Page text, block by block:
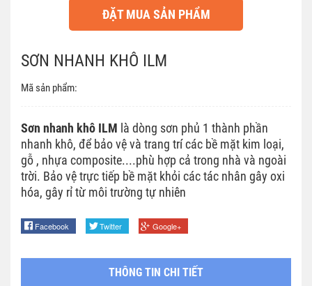
ĐẶT MUA SẢN PHẨM
SƠN NHANH KHÔ ILM
Mã sản phẩm:
Sơn nhanh khô ILM là dòng sơn phủ 1 thành phần
nhanh khô, để bảo vệ và trang trí các bề mặt kim loại,
gỗ , nhựa composite....phù hợp cả trong nhà và ngoài
trời. Bảo vệ trực tiếp bề mặt khỏi các tác nhân gây oxi
hóa, gây rỉ từ môi trường tự nhiên
Facebook Twitter Google+
THÔNG TIN CHI TIẾT